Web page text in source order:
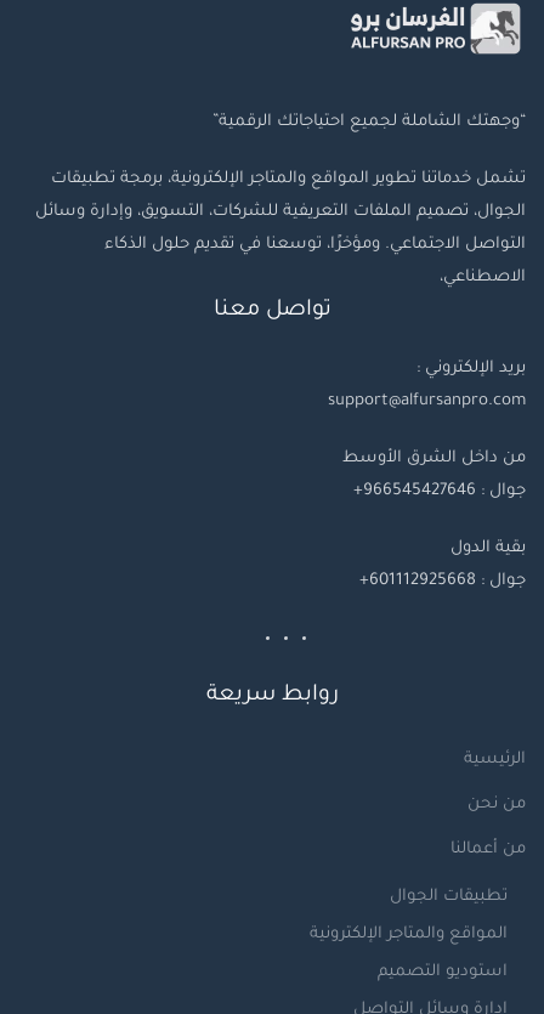
“وجهتك الشاملة لجميع احتياجاتك الرقمية”
تشمل خدماتنا تطوير المواقع والمتاجر الإلكترونية، برمجة تطبيقات
الجوال، تصميم الملفات التعريفية للشركات، التسويق، وإدارة وسائل
التواصل الاجتماعي. ومؤخرًا، توسعنا في تقديم حلول الذكاء
الاصطناعي،
تواصل معنا
بريد الإلكتروني :
support@alfursanpro.com
من داخل الشرق الأوسط
جوال : 966545427646+
بقية الدول
جوال : 601112925668+
روابط سريعة
الرئيسية
من نحن
من أعمالنا
تطبيقات الجوال
المواقع والمتاجر الإلكترونية
استوديو التصميم
إدارة وسائل التواصل